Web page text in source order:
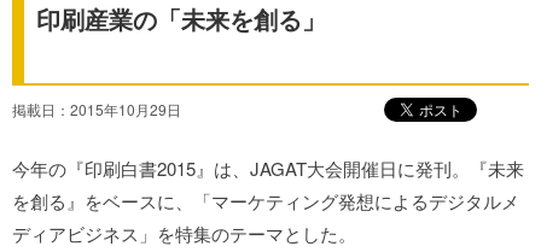
印刷産業の「未来を創る」
掲載日：2015年10月29日
今年の『印刷白書2015』は、JAGAT大会開催日に発刊。『未来
を創る』をベースに、「マーケティング発想によるデジタルメ
ディアビジネス」を特集のテーマとした。